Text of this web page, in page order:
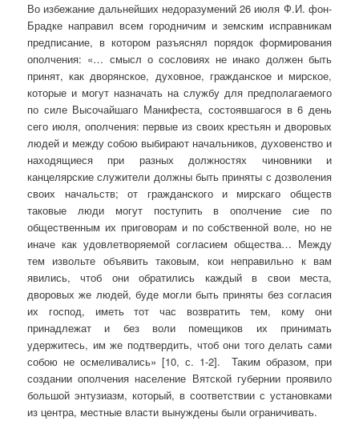
Во избежание дальнейших недоразумений 26 июля Ф.И. фон-
Брадке направил всем городничим и земским исправникам
предписание, в котором разъяснял порядок формирования
ополчения: «… смысл о сословиях не инако должен быть
принят, как дворянское, духовное, гражданское и мирское,
которые и могут назначать на службу для предполагаемого
по силе Высочайшаго Манифеста, состоявшагося в 6 день
сего июля, ополчения: первые из своих крестьян и дворовых
людей и между собою выбирают начальников, духовенство и
находящиеся при разных должностях чиновники и
канцелярские служители должны быть приняты с дозволения
своих начальств; от гражданского и мирскаго обществ
таковые люди могут поступить в ополчение сие по
общественным их приговорам и по собственной воле, но не
иначе как удовлетворяемой согласием общества… Между
тем извольте объявить таковым, кои неправильно к вам
явились, чтоб они обратились каждый в свои места,
дворовых же людей, буде могли быть приняты без согласия
их господ, иметь тот час возвратить тем, кому они
принадлежат и без воли помещиков их принимать
удержитесь, им же подтвердить, чтоб они того делать сами
собою не осмеливались» [10, с. 1-2]. Таким образом, при
создании ополчения население Вятской губернии проявило
большой энтузиазм, который, в соответствии с установками
из центра, местные власти вынуждены были ограничивать.